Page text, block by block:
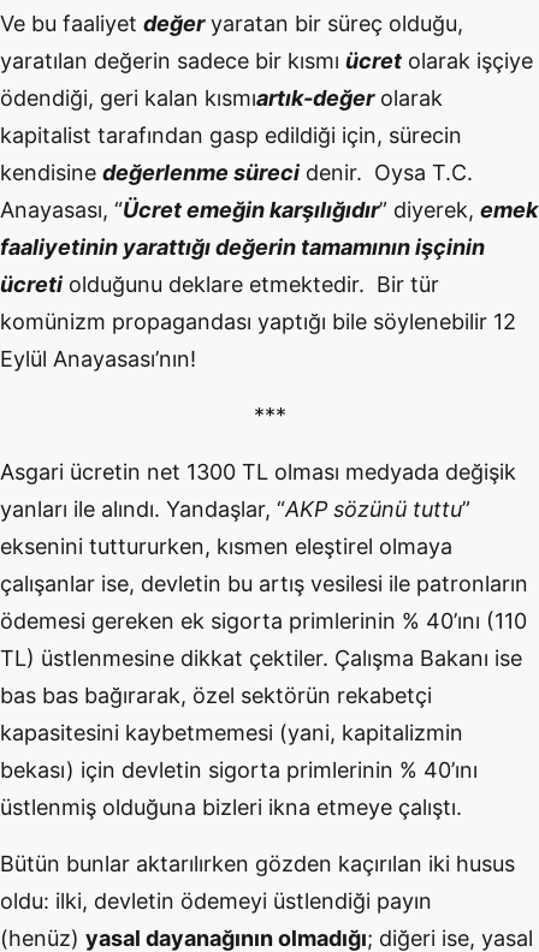
Ve bu faaliyet değeryaratan bir süreç olduğu,
yaratılan değerin sadece bir kısmı ücret olarak işçiye
ödendiği, geri kalan kısmıartık-değerolarak
kapitalist tarafından gasp edildiği için, sürecin
kendisine değerlenme süreci denir. Oysa T.C.
Anayasası, “Ücret emeğin karşılığıdır” diyerek, emek
faaliyetinin yarattığı değerin tamamının işçinin
ücreti olduğunu deklare etmektedir. Bir tür
komünizm propagandası yaptığı bile söylenebilir 12
Eylül Anayasası’nın!
***
Asgari ücretin net 1300 TL olması medyada değişik
yanları ile alındı. Yandaşlar, “AKP sözünü tuttu”
eksenini tuttururken, kısmen eleştirel olmaya
çalışanlar ise, devletin bu artış vesilesi ile patronların
ödemesi gereken ek sigorta primlerinin % 40’ını (110
TL) üstlenmesine dikkat çektiler. Çalışma Bakanı ise
bas bas bağırarak, özel sektörün rekabetçi
kapasitesini kaybetmemesi (yani, kapitalizmin
bekası) için devletin sigorta primlerinin % 40’ını
üstlenmiş olduğuna bizleri ikna etmeye çalıştı.
Bütün bunlar aktarılırken gözden kaçırılan iki husus
oldu: ilki, devletin ödemeyi üstlendiği payın
(henüz) yasal dayanağının olmadığı; diğeri ise, yasal